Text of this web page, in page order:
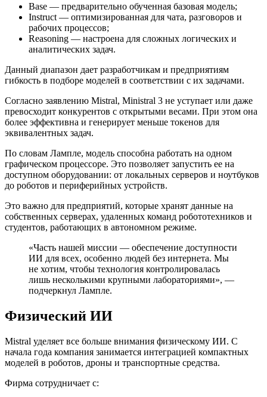
Base — предварительно обученная базовая модель;
Instruct — оптимизированная для чата, разговоров и
рабочих процессов;
Reasoning — настроена для сложных логических и
аналитических задач.
Данный диапазон дает разработчикам и предприятиям
гибкость в подборе моделей в соответствии с их задачами.
Согласно заявлению Mistral, Ministral 3 не уступает или даже
превосходит конкурентов с открытыми весами. При этом она
более эффективна и генерирует меньше токенов для
эквивалентных задач.
По словам Лампле, модель способна работать на одном
графическом процессоре. Это позволяет запустить ее на
доступном оборудовании: от локальных серверов и ноутбуков
до роботов и периферийных устройств.
Это важно для предприятий, которые хранят данные на
собственных серверах, удаленных команд робототехников и
студентов, работающих в автономном режиме.
«Часть нашей миссии — обеспечение доступности
ИИ для всех, особенно людей без интернета. Мы
не хотим, чтобы технология контролировалась
лишь несколькими крупными лабораториями», —
подчеркнул Лампле.
Физический ИИ
Mistral уделяет все больше внимания физическому ИИ. С
начала года компания занимается интеграцией компактных
моделей в роботов, дроны и транспортные средства.
Фирма сотрудничает с: